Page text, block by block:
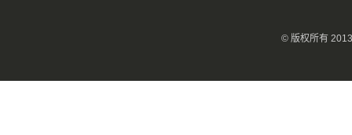
© 版权所有